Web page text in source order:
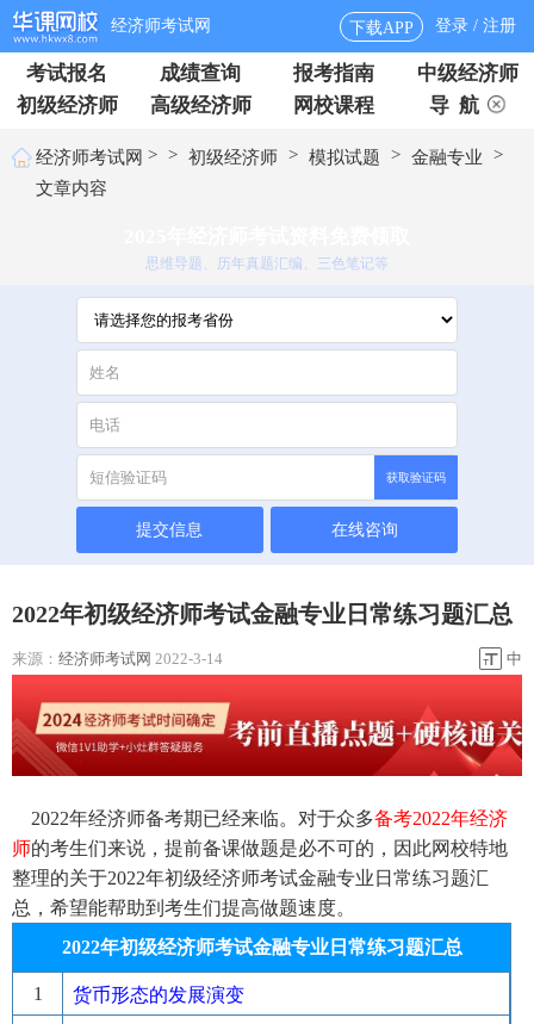
经济师考试网 下载APP 登录 / 注册
考试报名 成绩查询 报考指南
中级经济师
初级经济师
高级经济师 网校课程 导 航
经济师考试网 > > 初级经济师 > 模拟试题 > 金融专业
>
文章内容
思维导题、历年真题汇编、三色笔记等
获取验证码
提交信息 在线咨询
2022年初级经济师考试金融专业日常练习题汇总
来源： 经济师考试网 2022-3-14 中
2022年经济师备考期已经来临。对于众多备考2022年经济
师的考生们来说，提前备课做题是必不可的，因此网校特地
整理的关于2022年初级经济师考试金融专业日常练习题汇
总，希望能帮助到考生们提高做题速度。
2022年初级经济师考试金融专业日常练习题汇总
1 货币形态的发展演变